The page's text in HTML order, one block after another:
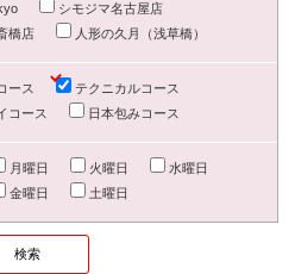
シモジマ名古屋店
橋店
人形の久月（浅草橋）
ース
テクニカルコース
コース
日本包みコース
月曜日 火曜日
水曜日
金曜日 土曜日